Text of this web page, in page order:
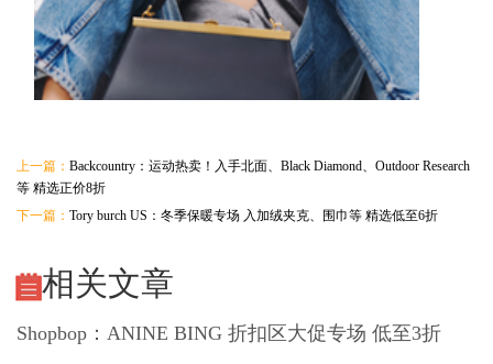
上一篇： Backcountry：运动热卖！入手北面、Black Diamond、Outdoor Research
等 精选正价8折
下一篇： Tory burch US：冬季保暖专场 入加绒夹克、围巾等 精选低至6折
相关文章
Shopbop：ANINE BING 折扣区大促专场 低至3折